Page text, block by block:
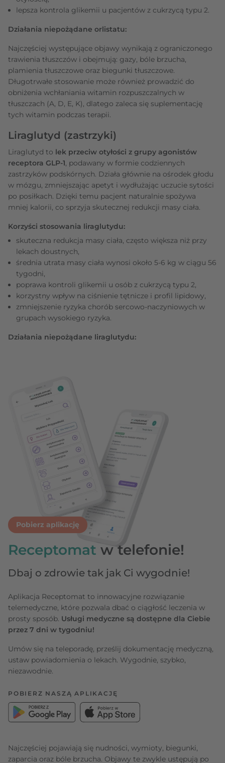
lepsza kontrola glikemii u pacjentów z cukrzycą typu 2.
Działania niepożądane orlistatu:
Najczęściej występujące objawy wynikają z ograniczonego
trawienia tłuszczów i obejmują: gazy, bóle brzucha,
plamienia tłuszczowe oraz biegunki tłuszczowe.
Długotrwałe stosowanie może również prowadzić do
obniżenia wchłaniania witamin rozpuszczalnych w
tłuszczach (A, D, E, K), dlatego zaleca się suplementację
tych witamin podczas terapii.
Liraglutyd (zastrzyki)
Liraglutyd to lek przeciw otyłości z grupy agonistów
receptora GLP-1, podawany w formie codziennych
zastrzyków podskórnych. Działa głównie na ośrodek głodu
w mózgu, zmniejszając apetyt i wydłużając uczucie sytości
po posiłkach. Dzięki temu pacjent naturalnie spożywa
mniej kalorii, co sprzyja skutecznej redukcji masy ciała.
Korzyści stosowania liraglutydu:
skuteczna redukcja masy ciała, często większa niż przy
lekach doustnych,
średnia utrata masy ciała wynosi około 5-6 kg w ciągu 56
tygodni,
poprawa kontroli glikemii u osób z cukrzycą typu 2,
korzystny wpływ na ciśnienie tętnicze i profil lipidowy,
zmniejszenie ryzyka chorób sercowo-naczyniowych w
grupach wysokiego ryzyka.
Działania niepożądane liraglutydu:
Pobierz aplikację
Receptomat w telefonie!
Dbaj o zdrowie tak jak Ci wygodnie!
Aplikacja Receptomat to innowacyjne rozwiązanie
telemedyczne, które pozwala dbać o ciągłość leczenia w
prosty sposób. Usługi medyczne są dostępne dla Ciebie
przez 7 dni w tygodniu!
Umów się na teleporadę, prześlij dokumentację medyczną,
ustaw powiadomienia o lekach. Wygodnie, szybko,
niezawodnie.
POBIERZ NASZĄ APLIKACJĘ
Najczęściej pojawiają się nudności, wymioty, biegunki,
zaparcia oraz bóle brzucha. Objawy te zwykle ustępują po